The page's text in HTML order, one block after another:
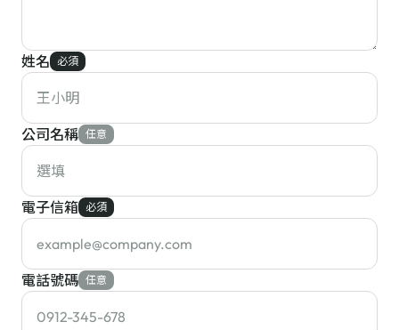
姓名 必須
公司名稱 任意
電子信箱 必須
電話號碼 任意